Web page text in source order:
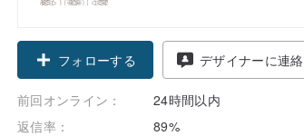
フォローする デザイナーに連絡
前回オンライン：
24時間以内
返信率：
89%